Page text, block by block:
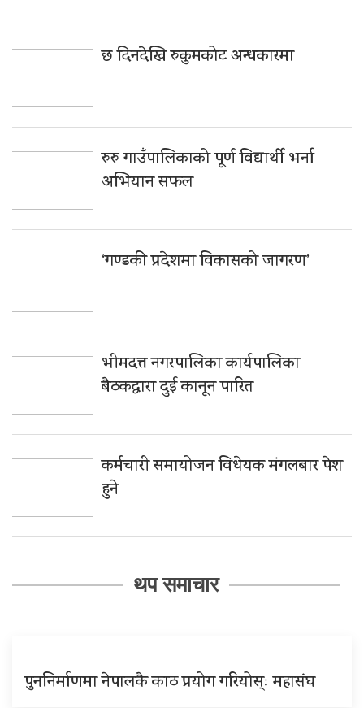
छ दिनदेखि रुकुमकोट अन्धकारमा
रुरु गाउँपालिकाको पूर्ण विद्यार्थी भर्ना
अभियान सफल
‘गण्डकी प्रदेशमा विकासको जागरण’
भीमदत्त नगरपालिका कार्यपालिका
बैठकद्वारा दुई कानून पारित
कर्मचारी समायोजन विधेयक मंगलबार पेश
हुने
थप समाचार
पुननिर्माणमा नेपालकै काठ प्रयोग गरियोस्ः महासंघ